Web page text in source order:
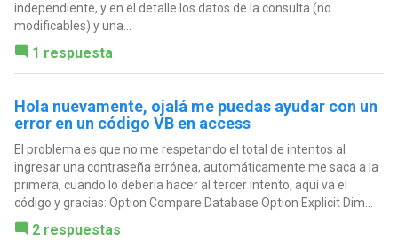
independiente, y en el detalle los datos de la consulta (no
modificables) y una...
1 respuesta
Hola nuevamente, ojalá me puedas ayudar con un
error en un código VB en access
El problema es que no me respetando el total de intentos al
ingresar una contraseña errónea, automáticamente me saca a la
primera, cuando lo debería hacer al tercer intento, aquí va el
código y gracias: Option Compare Database Option Explicit Dim...
2 respuestas